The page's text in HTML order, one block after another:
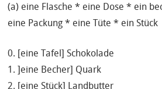
(a) eine Flasche * eine Dose * ein
eine Packung * eine Tüte * ein Stück
0. [eine Tafel] Schokolade
1. ]eine Becher] Quark
2. [eine Stück] Landbutter